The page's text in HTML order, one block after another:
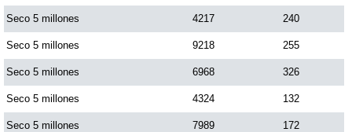
Seco 5 millones 4217 240
Seco 5 millones 9218 255
Seco 5 millones 6968 326
Seco 5 millones 4324 132
Seco 5 millones 7989 172